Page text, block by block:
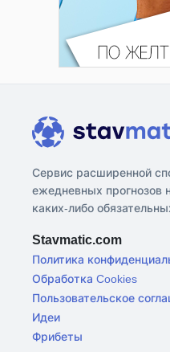
Сервис расширенной
ежедневных прогнозов
каких-либо
Stavmatic.com
Политика
Обработка Cookies
Пользовательское
Идеи
Фрибеты